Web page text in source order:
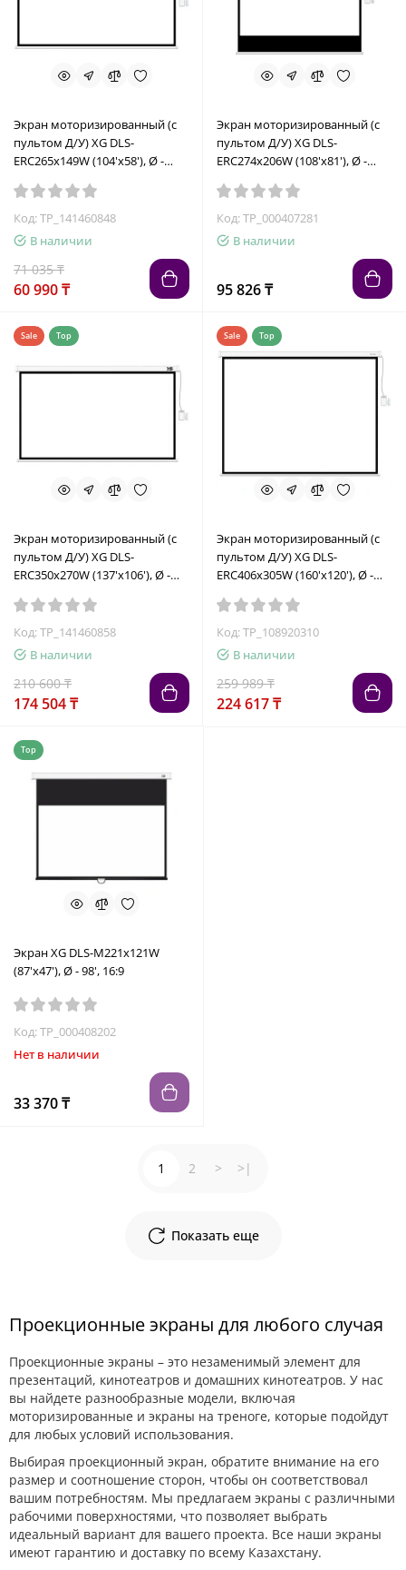
Экран моторизированный (с
пультом Д/У) XG DLS-
ERC265х149W (104'х58'), Ø -
Код: TP_141460848
В наличии
71 035 ₸
60 990 ₸
Экран моторизированный (с
пультом Д/У) XG DLS-
ERC274х206W (108'х81'), Ø -
Код: TP_000407281
В наличии
95 826 ₸
Sale Top
Экран моторизированный (с
пультом Д/У) XG DLS-
ERС350x270W (137'х106'), Ø -
Код: TP_141460858
В наличии
210 600 ₸
174 504 ₸
Sale Top
Экран моторизированный (с
пультом Д/У) XG DLS-
ERC406х305W (160'х120'), Ø -
Код: TP_108920310
В наличии
259 989 ₸
224 617 ₸
Top
Экран XG DLS-M221x121W
(87'х47'), Ø - 98', 16:9
Код: TP_000408202
Нет в наличии
33 370 ₸
Показать еще
1 2 > >|
Проекционные экраны для любого случая
Проекционные экраны – это незаменимый элемент для
презентаций, кинотеатров и домашних кинотеатров. У нас
вы найдете разнообразные модели, включая
моторизированные и экраны на треноге, которые подойдут
для любых условий использования.
Выбирая проекционный экран, обратите внимание на его
размер и соотношение сторон, чтобы он соответствовал
вашим потребностям. Мы предлагаем экраны с различными
рабочими поверхностями, что позволяет выбрать
идеальный вариант для вашего проекта. Все наши экраны
имеют гарантию и доставку по всему Казахстану.